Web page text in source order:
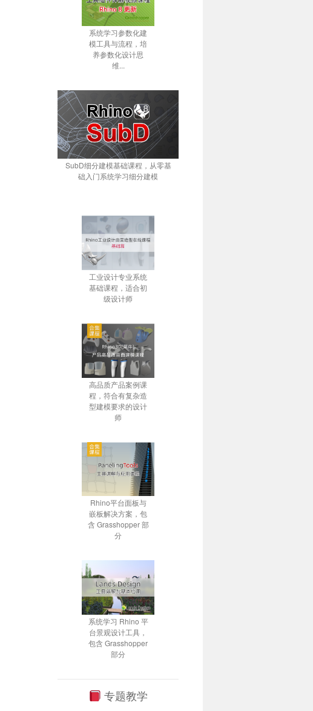
系统学习参数化建
模工具与流程，培
养参数化设计思
维...
SubD细分建模基础课程，从零基
础入门系统学习细分建模
工业设计专业系统
基础课程，适合初
级设计师
高品质产品案例课
程，符合有复杂造
型建模要求的设计
师
Rhino平台面板与
嵌板解决方案，包
含 Grasshopper 部
分
系统学习 Rhino 平
台景观设计工具，
包含 Grasshopper
部分
专题教学